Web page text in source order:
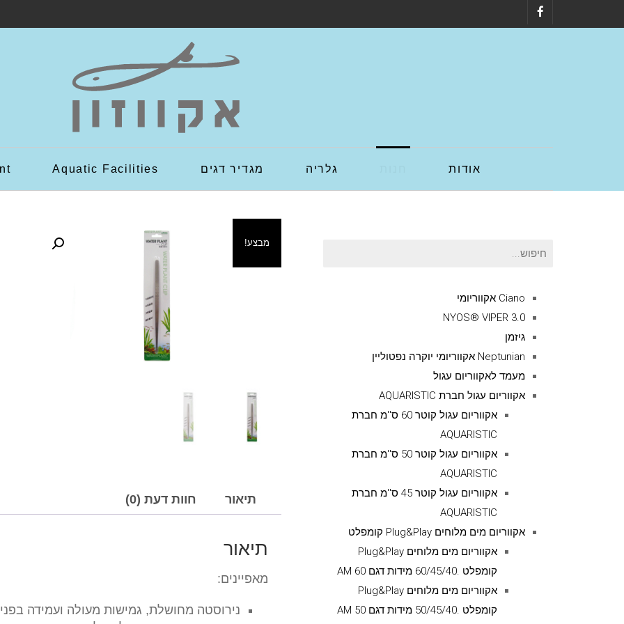
אודות גלריה מגדיר דגים Aquatic Facilities
מבצע!
תיאור חוות דעת (0)
תיאור
מאפיינים:
נירוסטה מחושלת, גמישות מעולה ועמידה
חיפוש
Ciano אקווריומי
NYOS® VIPER 3.0
גיזמן
Neptunian אקווריומי יוקרה נפטוליין
מעמד לאקווריום עגול
אקווריום עגול חברת AQUARISTIC
אקווריום עגול קוטר 60 ס''מ חברת
AQUARISTIC
אקווריום עגול קוטר 50 ס''מ חברת
AQUARISTIC
אקווריום עגול קוטר 45 ס''מ חברת
AQUARISTIC
אקווריום מים מלוחים Plug&Play קומפלט
אקווריום מים מלוחים Plug&Play
קומפלט .60/45/40 מידות דגם AM 60
אקווריום מים מלוחים Plug&Play
קומפלט .50/45/40 מידות דגם AM 50